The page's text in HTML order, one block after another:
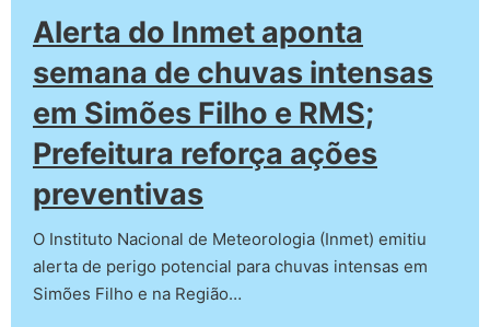
Alerta do Inmet aponta
semana de chuvas intensas
em Simões Filho e RMS;
Prefeitura reforça ações
preventivas
O Instituto Nacional de Meteorologia (Inmet) emitiu
alerta de perigo potencial para chuvas intensas em
Simões Filho e na Região…